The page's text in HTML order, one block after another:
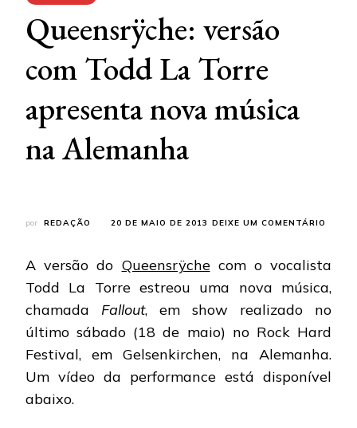
Queensrÿche: versão
com Todd La Torre
apresenta nova música
na Alemanha
por REDAÇÃO 20 DE MAIO DE 2013 DEIXE UM COMENTÁRIO
COM
LA
TORRE
NOVA
A versão do Queensrÿchecom o vocalista
Todd La Torre estreou uma nova música,
chamada Fallout, em show realizado no
último sábado (18 de maio) no Rock Hard
Festival, em Gelsenkirchen, na Alemanha.
Um vídeo da performance está disponível
abaixo.